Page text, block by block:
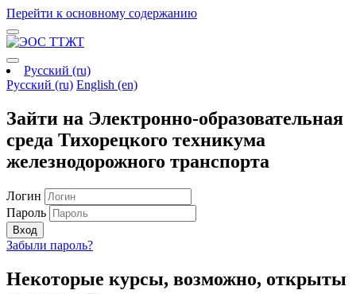
Перейти к основному содержанию
Русский ‎(ru)‎
Русский ‎(ru)‎ English ‎(en)‎
Зайти на Электронно-образовательная
среда Тихорецкого техникума
железнодорожного транспорта
Логин
Пароль
Вход
Забыли пароль?
Некоторые курсы, возможно, открыты